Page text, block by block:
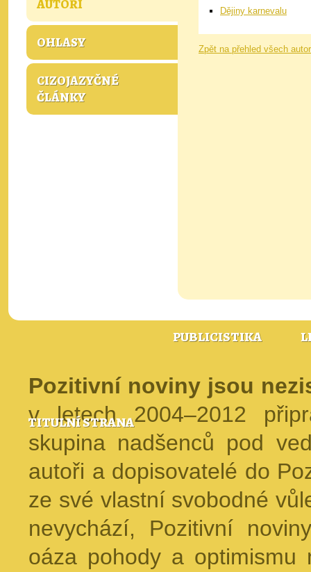
AUTOŘI
OHLASY
CIZOJAZYČNÉ
ČLÁNKY
Dějiny karnevalu
Zpět na přehled všech
TITULNÍ STRANA
PUBLICISTIKA
Pozitivní noviny jsou
v letech 2004–2012
skupina nadšenců pod
autoři a dopisovatelé do
ze své vlastní svobodné
nevychází, Pozitivní
oáza pohody a